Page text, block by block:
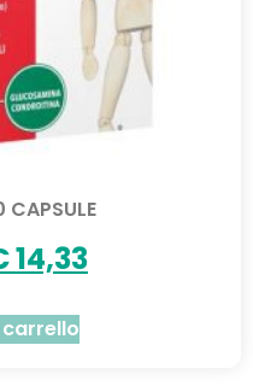
CAPSULE
14,33